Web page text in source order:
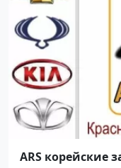
ARS корейские